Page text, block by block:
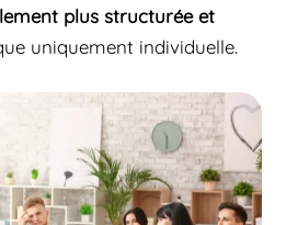
plus structurée et
uniquement individuelle.